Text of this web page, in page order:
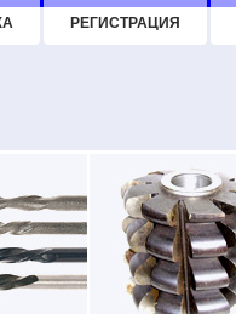
РЕГИСТРАЦИЯ